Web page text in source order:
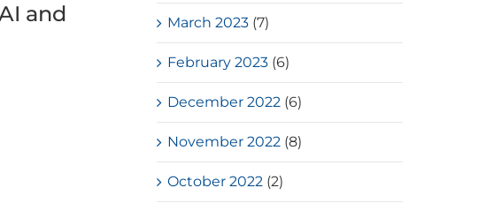
and
Loves Overflow – Elderly Social
Service
July, 2026
March 2023 (7)
February 2023 (6)
December 2022 (6)
November 2022 (8)
October 2022 (2)